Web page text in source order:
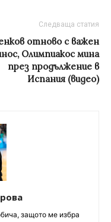
Следваща статия
отново с важен
Олимпиакос мина
през продължение в
Испания (видео)
защото ме избра